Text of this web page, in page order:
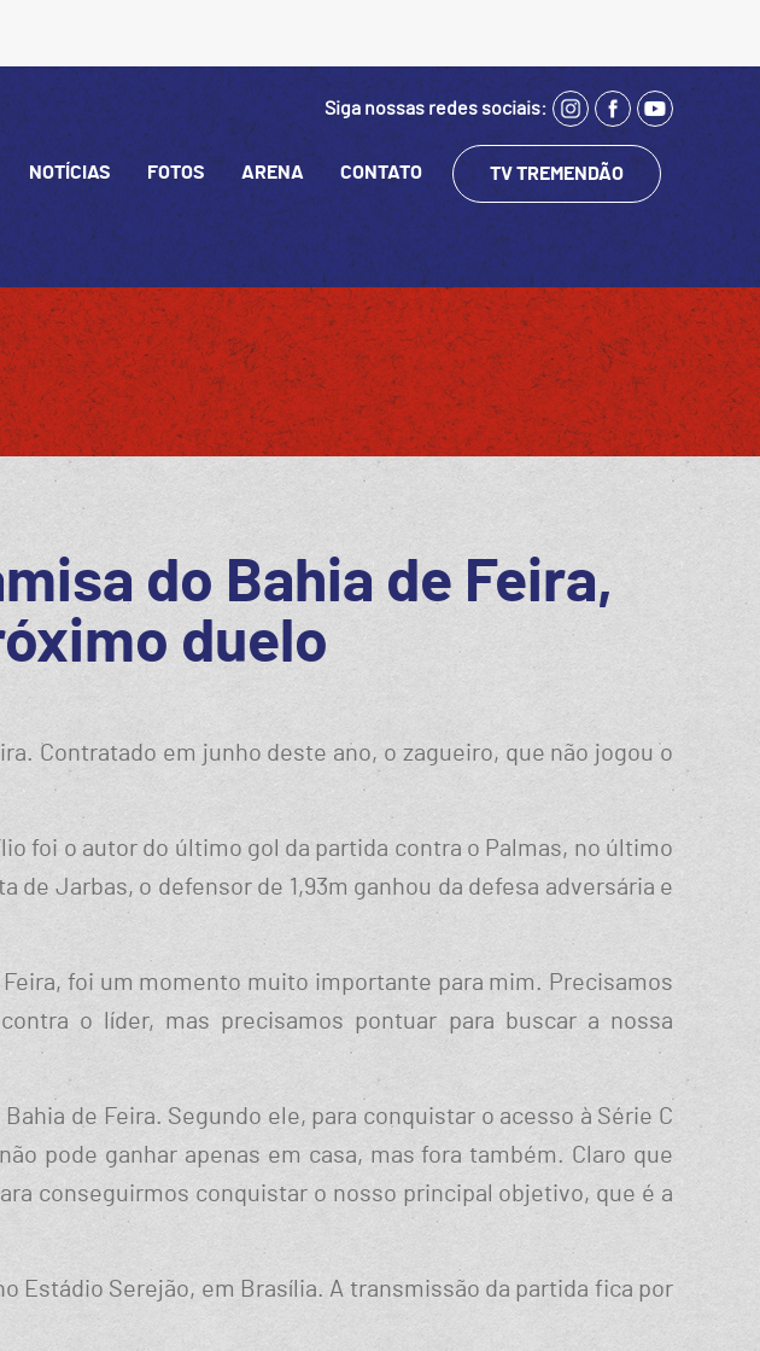
Siga nossas redes sociais:
NOTÍCIAS FOTOS ARENA CONTATO TV TREMENDÃO
do Bahia de Feira,
duelo
Contratado em junho deste ano, o zagueiro, que não jogou o
foi o autor do último gol da partida contra o Palmas, no último
de Jarbas, o defensor de 1,93m ganhou da defesa adversária e
foi um momento muito importante para mim. Precisamos
o líder, mas precisamos pontuar para buscar a nossa
de Feira. Segundo ele, para conquistar o acesso à Série C
pode ganhar apenas em casa, mas fora também. Claro que
conseguirmos conquistar o nosso principal objetivo, que é a
Estádio Serejão, em Brasília. A transmissão da partida fica por